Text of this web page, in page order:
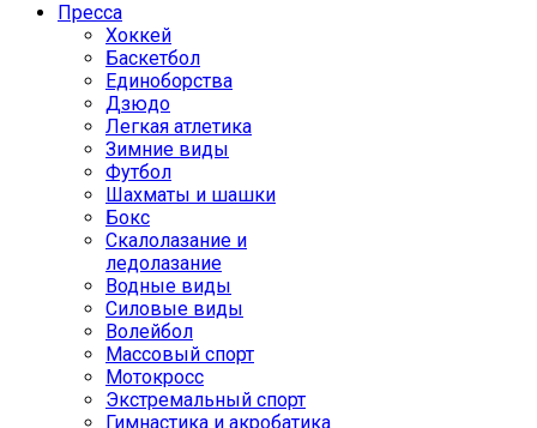
Пресса
Хоккей
Баскетбол
Единоборства
Дзюдо
Легкая атлетика
Зимние виды
Футбол
Шахматы и шашки
Бокс
Скалолазание и
ледолазание
Водные виды
Силовые виды
Волейбол
Массовый спорт
Мотокросс
Экстремальный спорт
Гимнастика и акробатика